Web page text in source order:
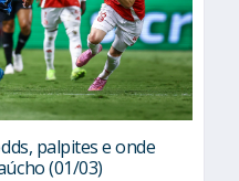
palpites e onde
(01/03)